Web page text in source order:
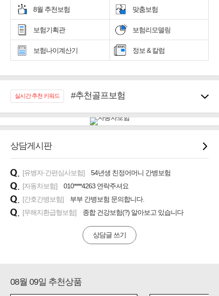
8월 추천보험 맞춤보험
보험기획관 보험리모델링
보험나이계산기 정보 & 칼럼
실시간 추천 키워드
#추천골프보험
#노후대비 연금재테크!
#교통사고대비 운전자보험
#무해지 건강보험
#바뀌기전에 4세대 가입
상담게시판
[유병자·간편심사보험]
54년생 친정어머니 간병보험
[자동차보험]
010****4263 연락주셔요
[간호간병보험]
부부 간병보험 문의합니다.
[무해지환급형보험]
종합 건강보험(?) 알아보고 있습니다
상담글 쓰기
08월 09일 추천상품